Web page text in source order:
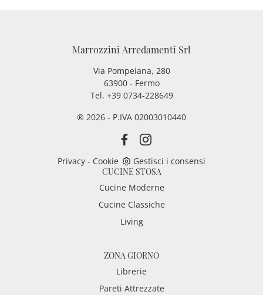
Marrozzini Arredamenti Srl
Via Pompeiana, 280
63900 - Fermo
Tel. +39 0734-228649
® 2026 - P.IVA 02003010440
Privacy - Cookie
Gestisci i consensi
CUCINE STOSA
Cucine Moderne
Cucine Classiche
Living
ZONA GIORNO
Librerie
Pareti Attrezzate